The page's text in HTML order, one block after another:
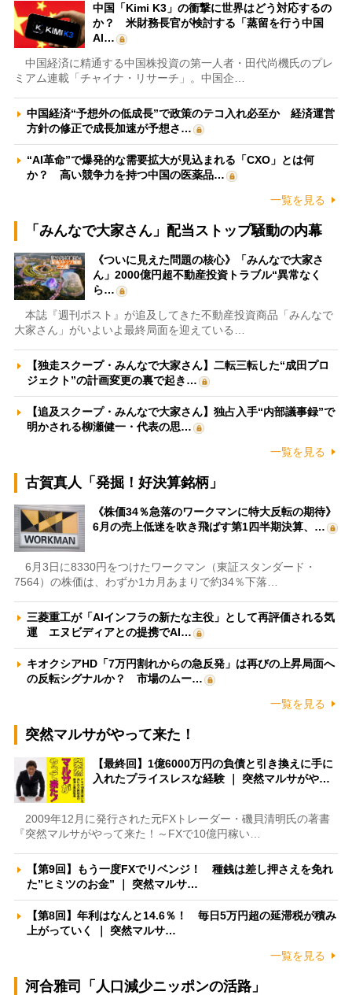
中国「Kimi K3」の衝撃に世界はどう対応するの
か？ 米財務長官が検討する「蒸留を行う中国
AI…
中国経済に精通する中国株投資の第一人者・田代尚機氏のプレ
ミアム連載「チャイナ・リサーチ」。中国企…
中国経済“予想外の低成長”で政策のテコ入れ必至か 経済運営
方針の修正で成長加速が予想さ…
“AI革命”で爆発的な需要拡大が見込まれる「CXO」とは何
か？ 高い競争力を持つ中国の医薬品…
一覧を見る
「みんなで大家さん」配当ストップ騒動の内幕
《ついに見えた問題の核心》「みんなで大家さ
ん」2000億円超不動産投資トラブル“異常なく
ら…
本誌『週刊ポスト』が追及してきた不動産投資商品「みんなで
大家さん」がいよいよ最終局面を迎えている…
【独走スクープ・みんなで大家さん】二転三転した“成田プロ
ジェクト”の計画変更の裏で起き…
【追及スクープ・みんなで大家さん】独占入手“内部議事録”で
明かされる柳瀬健一・代表の思…
一覧を見る
古賀真人「発掘！好決算銘柄」
《株価34％急落のワークマンに特大反転の期待》
6月の売上低迷を吹き飛ばす第1四半期決算、…
6月3日に8330円をつけたワークマン（東証スタンダード・
7564）の株価は、わずか1カ月あまりで約34％下落…
三菱重工が「AIインフラの新たな主役」として再評価される気
運 エヌビディアとの提携でAI…
キオクシアHD「7万円割れからの急反発」は再びの上昇局面へ
の反転シグナルか？ 市場のムー…
一覧を見る
突然マルサがやって来た！
【最終回】1億6000万円の負債と引き換えに手に
入れたプライスレスな経験 ｜ 突然マルサがや…
2009年12月に発行された元FXトレーダー・磯貝清明氏の著書
『突然マルサがやって来た！～FXで10億円稼い…
【第9回】もう一度FXでリベンジ！ 種銭は差し押さえを免れ
た”ヒミツのお金” ｜ 突然マルサ…
【第8回】年利はなんと14.6％！ 毎日5万円超の延滞税が積み
上がっていく ｜ 突然マルサ…
一覧を見る
河合雅司「人口減少ニッポンの活路」